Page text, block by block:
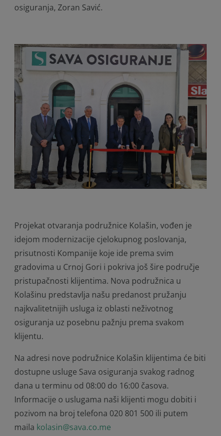
osiguranja, Zoran Savić.
Projekat otvaranja podružnice Kolašin, vođen je
idejom modernizacije cjelokupnog poslovanja,
prisutnosti Kompanije koje ide prema svim
gradovima u Crnoj Gori i pokriva još šire područje
pristupačnosti klijentima. Nova podružnica u
Kolašinu predstavlja našu predanost pružanju
najkvalitetnijih usluga iz oblasti neživotnog
osiguranja uz posebnu pažnju prema svakom
klijentu.
Na adresi nove podružnice Kolašin klijentima će biti
dostupne usluge Sava osiguranja svakog radnog
dana u terminu od 08:00 do 16:00 časova.
Informacije o uslugama naši klijenti mogu dobiti i
pozivom na broj telefona 020 801 500 ili putem
maila kolasin@sava.co.me